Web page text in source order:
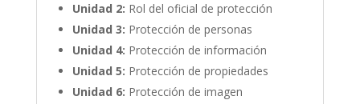
Unidad 2: Rol del oficial de protección
Unidad 3: Protección de personas
Unidad 4: Protección de información
Unidad 5: Protección de propiedades
Unidad 6: Protección de imagen